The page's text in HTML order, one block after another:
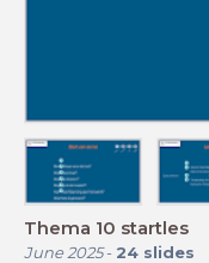
Thema 10 startles
June 2025- 24 slides